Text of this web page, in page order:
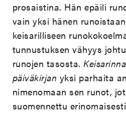
prosaistina. Hän epäili
vain yksi hänen
keisarilliseen
tunnustuksen vähyys
runojen tasosta.
päiväkirjan yksi parhaita
nimenomaan sen runot,
suomennettu